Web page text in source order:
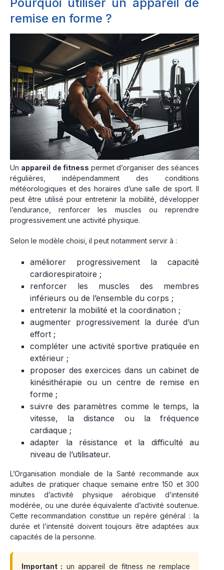
remise en forme ?
Un appareil de fitness permet d’organiser des séances
régulières, indépendamment des conditions
météorologiques et des horaires d’une salle de sport. Il
peut être utilisé pour entretenir la mobilité, développer
l’endurance, renforcer les muscles ou reprendre
progressivement une activité physique.
Selon le modèle choisi, il peut notamment servir à :
améliorer progressivement la capacité
cardiorespiratoire ;
renforcer les muscles des membres
inférieurs ou de l’ensemble du corps ;
entretenir la mobilité et la coordination ;
augmenter progressivement la durée d’un
effort ;
compléter une activité sportive pratiquée en
extérieur ;
proposer des exercices dans un cabinet de
kinésithérapie ou un centre de remise en
forme ;
suivre des paramètres comme le temps, la
vitesse, la distance ou la fréquence
cardiaque ;
adapter la résistance et la difficulté au
niveau de l’utilisateur.
L’Organisation mondiale de la Santé recommande aux
adultes de pratiquer chaque semaine entre 150 et 300
minutes d’activité physique aérobique d’intensité
modérée, ou une durée équivalente d’activité soutenue.
Cette recommandation constitue un repère général : la
durée et l’intensité doivent toujours être adaptées aux
capacités de la personne.
Important : un appareil de fitness ne remplace